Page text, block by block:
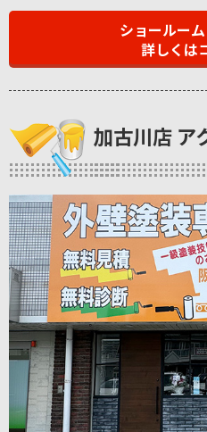
ショールー
詳しくは
加古川店 ア